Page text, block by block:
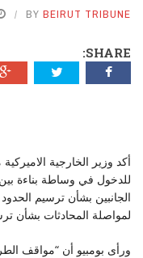
BY BEIRUT TRIBUNE
SHARE:
أكد وزير الخارجية
للدخول في وساطة بناءة
الجانبين بشأن ترسيم الحدود
لمواصلة المحادثات بشأن
ورأى بومبيو أن “مواقف